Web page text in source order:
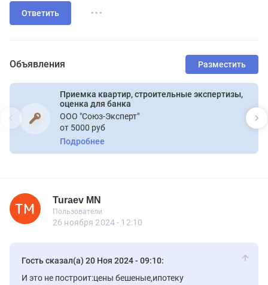
Ответить ...
Объявления Разместить
Приемка квартир, строительные экспертизы,
оценка для банка
ООО "Союз-Эксперт"
от 5000 руб
Подробнее
Turaev MN
Turaev MN
Пользователи
Новичок
Пользователи
2 сообщений
26 ноября 2024 - 12:10
Гость сказал(а) 20 Ноя 2024 - 09:10:
И это не построит:цены бешеные,ипотеку